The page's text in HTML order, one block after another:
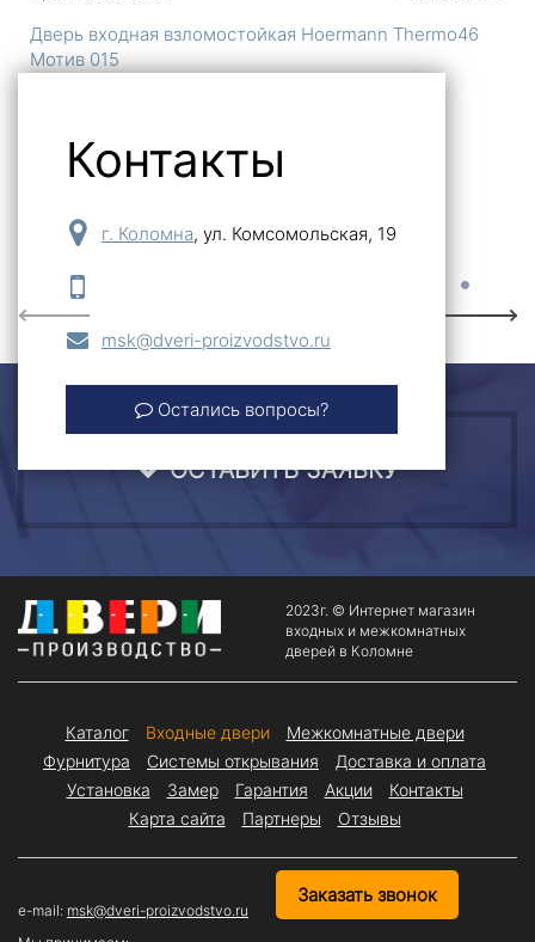
Previous
Дверь входная взломостойкая Hoermann Thermo46
Мотив 015
Next
ОСТАВИТЬ ЗАЯВКУ
Контакты
г. Коломна, ул. Комсомольская, 19
msk@dveri-proizvodstvo.ru
Остались вопросы?
2023г. © Интернет магазин
входных и межкомнатных
дверей в Коломне
Каталог Входные двери
Межкомнатные двери
Фурнитура
Системы открывания
Доставка и оплата
Установка
Замер Гарантия Акции
Контакты
Карта сайта
Партнеры Отзывы
e-mail: msk@dveri-proizvodstvo.ru
Заказать звонок